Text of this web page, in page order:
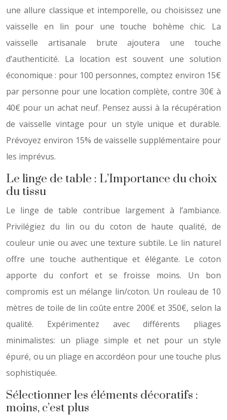
une allure classique et intemporelle, ou choisissez une
vaisselle en lin pour une touche bohème chic. La
vaisselle artisanale brute ajoutera une touche
d’authenticité. La location est souvent une solution
économique : pour 100 personnes, comptez environ 15€
par personne pour une location complète, contre 30€ à
40€ pour un achat neuf. Pensez aussi à la récupération
de vaisselle vintage pour un style unique et durable.
Prévoyez environ 15% de vaisselle supplémentaire pour
les imprévus.
Le linge de table : L’Importance du choix
du tissu
Le linge de table contribue largement à l’ambiance.
Privilégiez du lin ou du coton de haute qualité, de
couleur unie ou avec une texture subtile. Le lin naturel
offre une touche authentique et élégante. Le coton
apporte du confort et se froisse moins. Un bon
compromis est un mélange lin/coton. Un rouleau de 10
mètres de toile de lin coûte entre 200€ et 350€, selon la
qualité. Expérimentez avec différents pliages
minimalistes: un pliage simple et net pour un style
épuré, ou un pliage en accordéon pour une touche plus
sophistiquée.
Sélectionner les éléments décoratifs :
moins, c’est plus